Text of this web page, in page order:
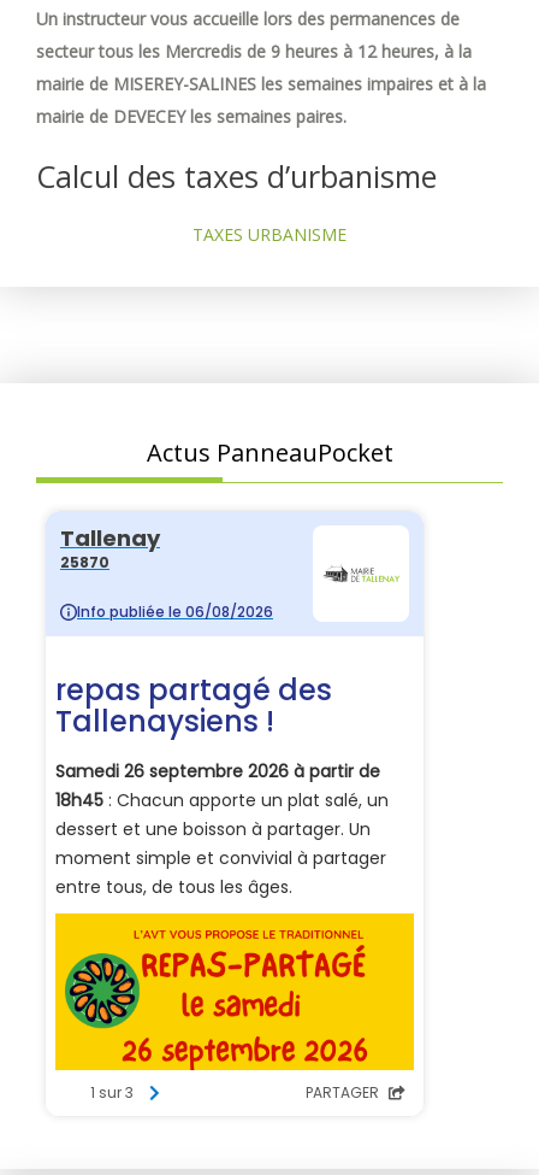
Un instructeur vous accueille lors des permanences de
secteur tous les Mercredis de 9 heures à 12 heures, à la
mairie de MISEREY-SALINES les semaines impaires et à la
mairie de DEVECEY les semaines paires.
Calcul des taxes d’urbanisme
TAXES URBANISME
Actus PanneauPocket